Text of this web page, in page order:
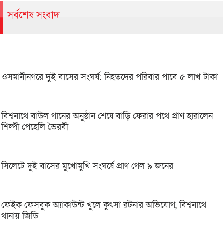
সর্বশেষ সংবাদ
ওসমানীনগরে দুই বাসের সংঘর্ষ: নিহতদের পরিবার পাবে ৫ লাখ টাকা
বিশ্বনাথে বাউল গানের অনুষ্ঠান শেষে বাড়ি ফেরার পথে প্রাণ হারালেন
শিল্পী পেহেলি ভৈরবী
সিলেটে দুই বাসের মুখোমুখি সংঘর্ষে প্রাণ গেল ৯ জনের
ফেইক ফেসবুক অ্যাকাউন্ট খুলে কুৎসা রটনার অভিযোগ, বিশ্বনাথে
থানায় জিডি